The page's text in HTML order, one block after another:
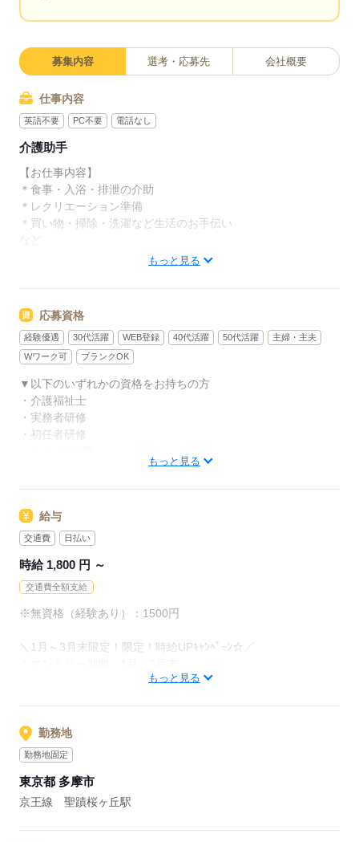
募集内容 選考・応募先 会社概要
仕事内容
英語不要 PC不要 電話なし
介護助手
【お仕事内容】
＊食事・入浴・排泄の介助
＊レクリエーション準備
＊買い物・掃除・洗濯など生活のお手伝い
め、
毎日相談しやすい環境を整えてお待ちしております♪
★様々な研修でフォローアップ★
無資格未経験者への研修プログラムや、eラーニングによる研修
★手厚い取得支援制度★
初任者研修や実務者研修取得のための受講費用を当社が負担。
応募する
もっと見る
応募資格
経験優遇 30代活躍 WEB登録 40代活躍 50代活躍
主婦・主夫
Wワーク可
ブランクOK
▼以下のいずれかの資格をお持ちの方
・介護福祉士
・実務者研修
・初任者研修
＊経験があれば無資格でもOK
＊資格・経験を高く評価します！
もっと見る
給与
交通費 日払い
時給 1,800 円 ～
交通費全額支給
※無資格（経験あり）：1500円
＼1月～3月末限定！限定！時給UPｷｬﾝﾍﾟｰﾝ☆／
その日を起点に3ヵ月以内にご就業いただいた方
※他のキャンペーンとの併用不可
※退職日がエントリー日から半年たっていない方は対象外
※対象施設限定
もっと見る
勤務地
勤務地固定
東京都 多摩市
京王線 聖蹟桜ヶ丘駅